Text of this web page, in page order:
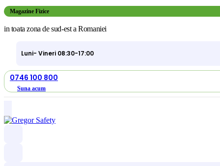
Magazine Fizice
in toata zona de sud-est a Romaniei
Luni- Vineri 08:30-17:00
0746 100 800
Suna acum